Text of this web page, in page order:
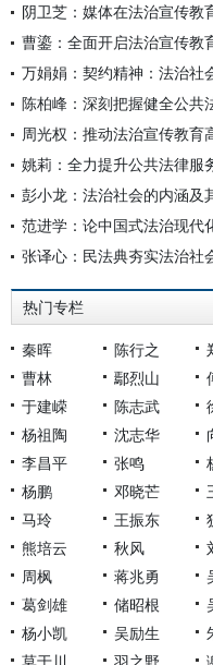
阴卫芝：媒体在法治宣传教
曹鎏：全面开启法治宣传教
万娟娟：契约精神：法治社
陈柏峰：深刻把握健全公共
周光权：推动法治宣传教育
姚莉：全力提升公共法律服
彭小龙：法治社会的内涵及
范进学：论中国式法治现代
张译心：民法典夯实法治社
热门专栏
秦晖 陈行之
曹林
鄢烈山
于建嵘
陈志武
杨祖陶
沈志华
李昌平
张鸣
杨鹏
邓晓芒
马玲
王振东
熊培云
秋风
周枫
蒋兆勇
葛剑雄
储昭根
杨小凯
吴励生